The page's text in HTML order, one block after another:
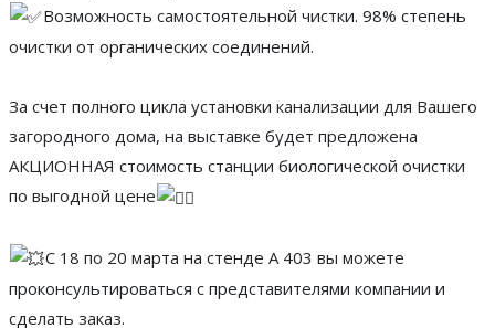
Возможность самостоятельной чистки. 98% степень
очистки от органических соединений.
За счет полного цикла установки канализации для Вашего
загородного дома, на выставке будет предложена
АКЦИОННАЯ стоимость станции биологической очистки
по выгодной цене
С 18 по 20 марта на стенде А 403 вы можете
проконсультироваться с представителями компании и
сделать заказ.